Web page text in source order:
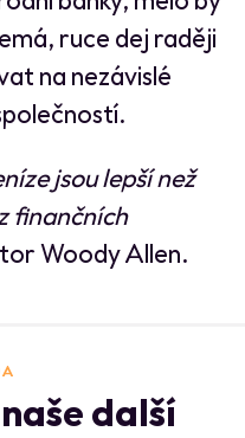
ruce dej raději
na nezávislé
jsou lepší než
finančních
Woody Allen.
další